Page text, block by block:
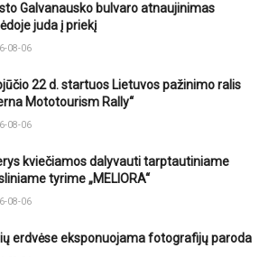
Galvanausko bulvaro atnaujinimas
juda į priekį
08-06
22 d. startuos Lietuvos pažinimo ralis
Mototourism Rally“
08-06
kviečiamos dalyvauti tarptautiniame
tyrime „MELIORA“
08-06
erdvėse eksponuojama fotografijų paroda